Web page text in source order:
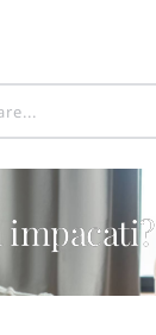
impacati?